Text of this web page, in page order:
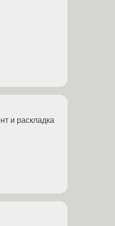
и раскладка